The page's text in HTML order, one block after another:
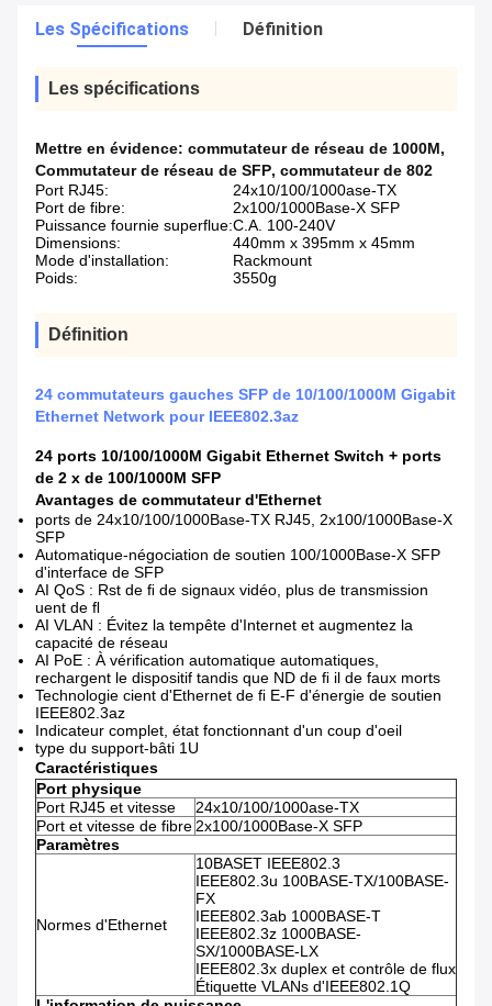
Les Spécifications Définition
Les spécifications
Mettre en évidence: commutateur de réseau de 1000M,
Commutateur de réseau de SFP, commutateur de 802
Port RJ45:
24x10/100/1000ase-TX
Port de fibre:
2x100/1000Base-X SFP
Puissance fournie superflue:C.A. 100-240V
Dimensions:
440mm x 395mm x 45mm
Mode d'installation:
Rackmount
Poids:
3550g
Définition
24 commutateurs gauches SFP de 10/100/1000M Gigabit
Ethernet Network pour IEEE802.3az
24 ports 10/100/1000M Gigabit Ethernet Switch + ports
de 2 x de 100/1000M SFP
Avantages de commutateur d'Ethernet
ports de 24x10/100/1000Base-TX RJ45, 2x100/1000Base-X
SFP
Automatique-négociation de soutien 100/1000Base-X SFP
d'interface de SFP
AI QoS : Rst de ﬁ de signaux vidéo, plus de transmission
uent de ﬂ
AI VLAN : Évitez la tempête d'Internet et augmentez la
capacité de réseau
AI PoE : À vérification automatique automatiques,
rechargent le dispositif tandis que ND de ﬁ il de faux morts
Technologie cient d'Ethernet de ﬁ E-F d'énergie de soutien
IEEE802.3az
Indicateur complet, état fonctionnant d'un coup d'oeil
type du support-bâti 1U
Caractéristiques
Port physique
Port RJ45 et vitesse
24x10/100/1000ase-TX
Port et vitesse de fibre2x100/1000Base-X SFP
Paramètres
Normes d'Ethernet
10BASET IEEE802.3
IEEE802.3u 100BASE-TX/100BASE-
FX
IEEE802.3ab 1000BASE-T
IEEE802.3z 1000BASE-
SX/1000BASE-LX
IEEE802.3x duplex et contrôle de flux
Étiquette VLANs d'IEEE802.1Q